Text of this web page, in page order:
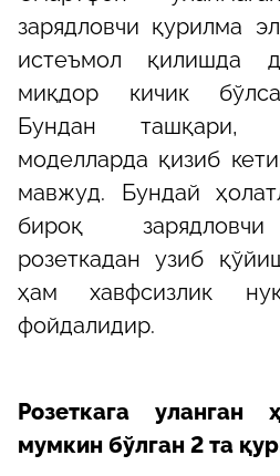
зарядловчи қурилма
истеъмол қилишда
миқдор кичик
Бундан ташқари,
моделларда қизиб
мавжуд. Бундай
бироқ
розеткадан узиб
ҳам хавфсизлик
фойдалидир.
Розеткага уланган
мумкин бўлган 2 та